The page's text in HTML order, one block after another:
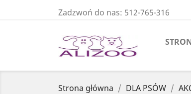
Zadzwoń do nas: 512-765-316
Strona główna DLA PSÓW